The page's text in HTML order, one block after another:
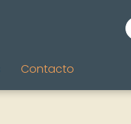
Contacto